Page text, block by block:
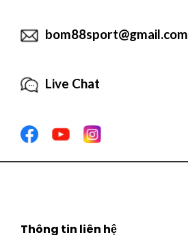
bom88sport@gmail.com
Live Chat
Thông tin liên hệ